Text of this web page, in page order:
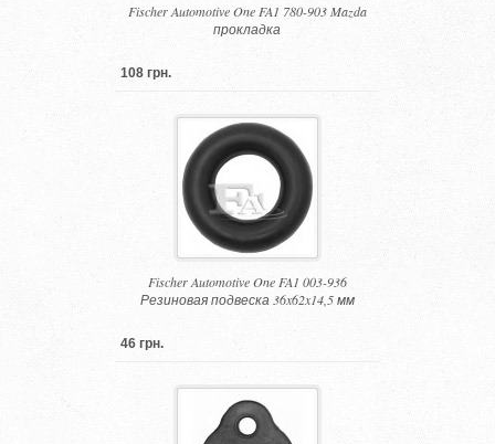
Fischer Automotive One FA1 780-903 Mazda
прокладка
108 грн.
Fischer Automotive One FA1 003-936
Резиновая подвеска 36x62x14,5 мм
46 грн.